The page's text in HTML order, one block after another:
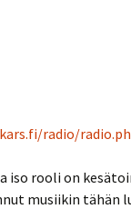
radio/
iso rooli on
musiikin tähän